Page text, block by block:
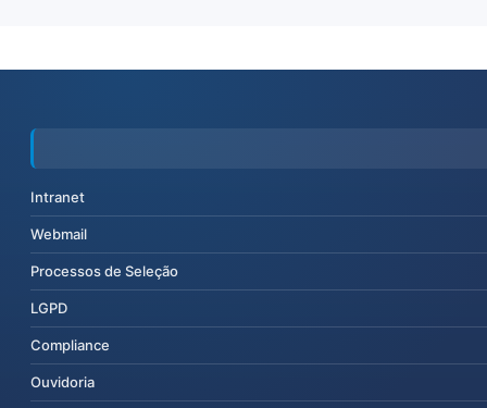
Intranet
Webmail
Processos de Seleção
LGPD
Compliance
Ouvidoria